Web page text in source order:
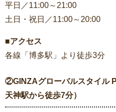
平日／11:00～21:00
土日・祝日／11:00～20:00
■アクセス
各線「博多駅」より徒歩3分
②GINZAグローバルスタイル
天神駅から徒歩7分）